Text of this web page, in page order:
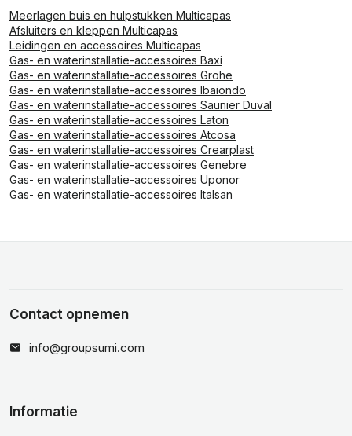
Meerlagen buis en hulpstukken Multicapas
Afsluiters en kleppen Multicapas
Leidingen en accessoires Multicapas
Gas- en waterinstallatie-accessoires Baxi
Gas- en waterinstallatie-accessoires Grohe
Gas- en waterinstallatie-accessoires Ibaiondo
Gas- en waterinstallatie-accessoires Saunier Duval
Gas- en waterinstallatie-accessoires Laton
Gas- en waterinstallatie-accessoires Atcosa
Gas- en waterinstallatie-accessoires Crearplast
Gas- en waterinstallatie-accessoires Genebre
Gas- en waterinstallatie-accessoires Uponor
Gas- en waterinstallatie-accessoires Italsan
Contact opnemen
info@groupsumi.com
Informatie